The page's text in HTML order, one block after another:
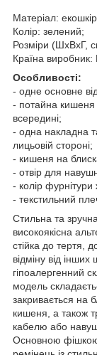
Матеріал:
Колір: зелений;
Розміри (ШхВхГ,
Країна виробник:
Особливості:
- одне основне
- потайна кишеня
всередині;
- одна накладна
лицьовій стороні;
- кишеня на
- отвір для
- колір фурнітури
- текстильний
Стильна та
високоякісна
стійка до тертя,
відміну від
гіпоалергенний
модель
закривається на
кишеня, а також
кабелю або
Основною фішкою